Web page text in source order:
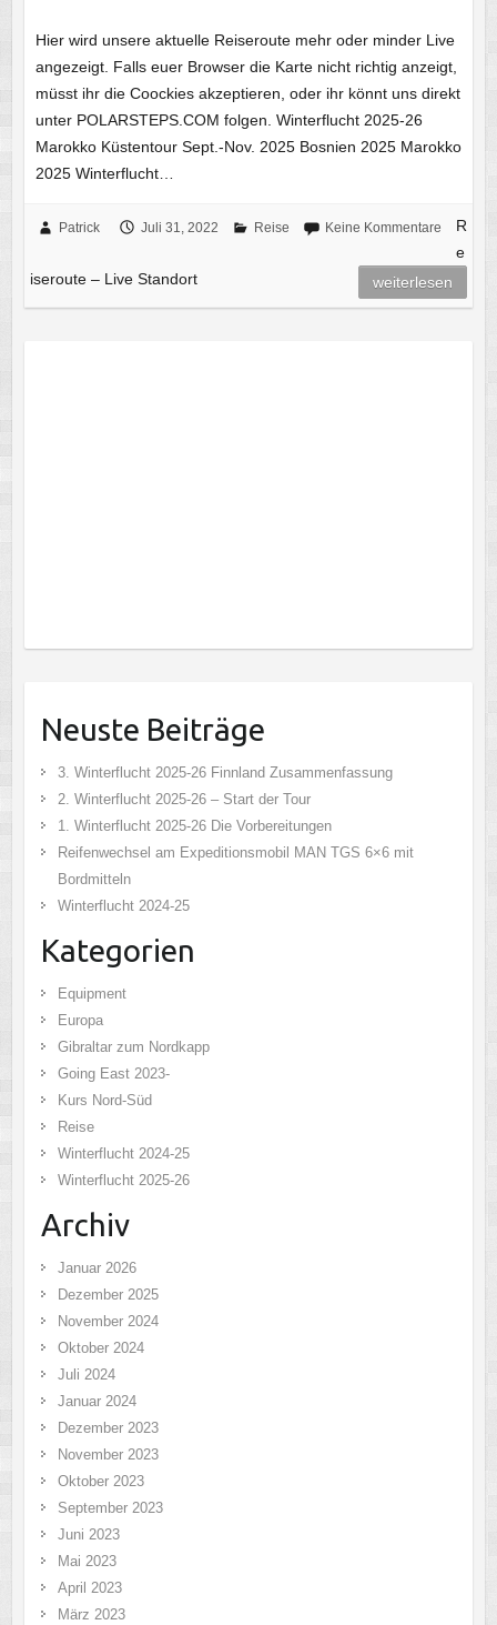
Hier wird unsere aktuelle Reiseroute mehr oder minder Live
angezeigt. Falls euer Browser die Karte nicht richtig anzeigt,
müsst ihr die Coockies akzeptieren, oder ihr könnt uns direkt
unter POLARSTEPS.COM folgen. Winterflucht 2025-26
Marokko Küstentour Sept.-Nov. 2025 Bosnien 2025 Marokko
2025 Winterflucht…
Patrick Juli 31, 2022 Reise Keine Kommentare
R
e
iseroute – Live Standort
weiterlesen
Neuste Beiträge
3. Winterflucht 2025-26 Finnland Zusammenfassung
2. Winterflucht 2025-26 – Start der Tour
1. Winterflucht 2025-26 Die Vorbereitungen
Reifenwechsel am Expeditionsmobil MAN TGS 6×6 mit
Bordmitteln
Winterflucht 2024-25
Kategorien
Equipment
Europa
Gibraltar zum Nordkapp
Going East 2023-
Kurs Nord-Süd
Reise
Winterflucht 2024-25
Winterflucht 2025-26
Archiv
Januar 2026
Dezember 2025
November 2024
Oktober 2024
Juli 2024
Januar 2024
Dezember 2023
November 2023
Oktober 2023
September 2023
Juni 2023
Mai 2023
April 2023
März 2023